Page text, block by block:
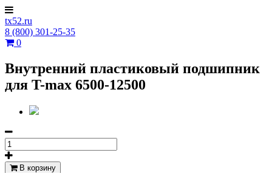
tx52.ru
8 (800) 301-25-35
0
Внутренний пластиковый подшипник
для T-max 6500-12500
В корзину